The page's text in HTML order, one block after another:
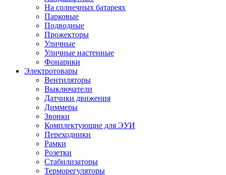
На солнечных батареях
Парковые
Подводные
Прожекторы
Уличные
Уличные настенные
Фонарики
Электротовары
Вентиляторы
Выключатели
Датчики движения
Диммеры
Звонки
Комплектующие для ЭУИ
Переходники
Рамки
Розетки
Стабилизаторы
Терморегуляторы